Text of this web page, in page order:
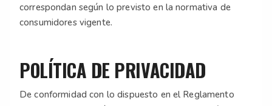
correspondan según lo previsto en la normativa de
consumidores vigente.
POLÍTICA DE PRIVACIDAD
De conformidad con lo dispuesto en el Reglamento